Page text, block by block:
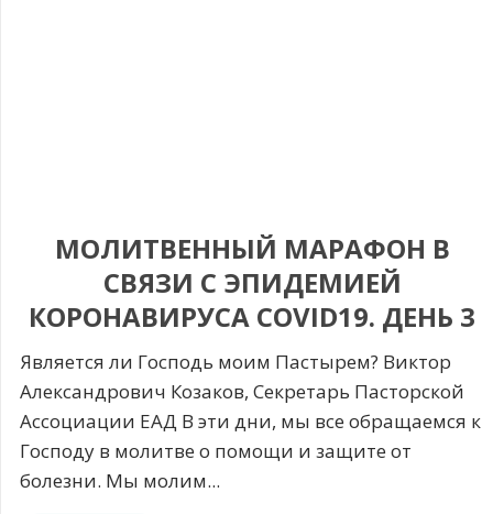
МОЛИТВЕННЫЙ МАРАФОН В
СВЯЗИ С ЭПИДЕМИЕЙ
КОРОНАВИРУСА COVID19. ДЕНЬ 3
Является ли Господь моим Пастырем? Виктор
Александрович Козаков, Секретарь Пасторской
Ассоциации ЕАД В эти дни, мы все обращаемся к
Господу в молитве о помощи и защите от
болезни. Мы молим...